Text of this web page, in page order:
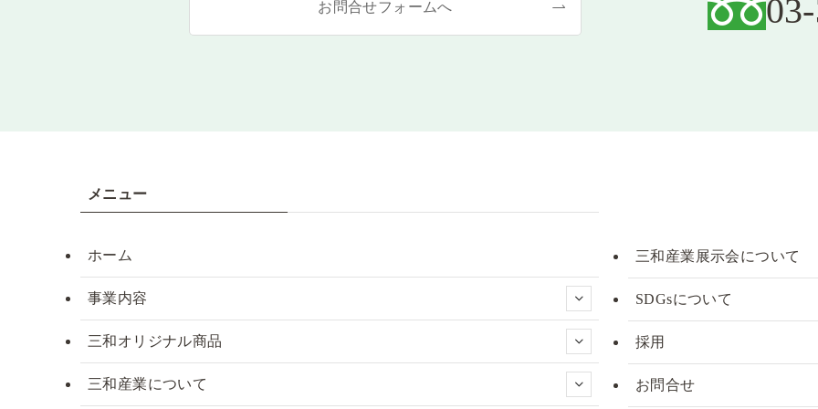
お問合せフォームへ
メニュー
ホーム
事業内容
三和オリジナル商品
三和産業について
三和産業展示会について
SDGsについて
採用
お問合せ